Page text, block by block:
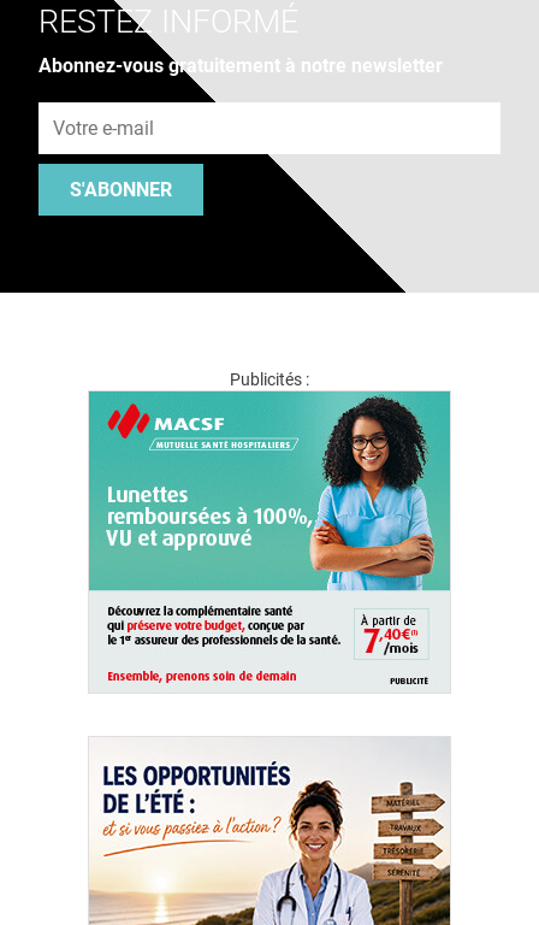
RESTEZ INFORMÉ
Abonnez-vous gratuitement à notre newsletter
S'ABONNER
Publicités :